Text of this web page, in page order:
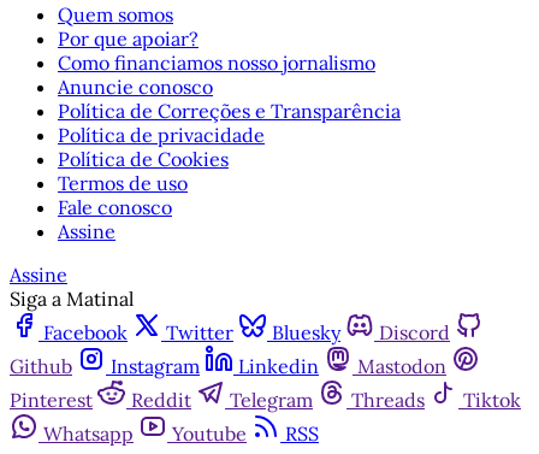
Quem somos
Por que apoiar?
Como financiamos nosso jornalismo
Anuncie conosco
Política de Correções e Transparência
Política de privacidade
Política de Cookies
Termos de uso
Fale conosco
Assine
Assine
Siga a Matinal
Facebook
Twitter Bluesky
Discord
Github
Instagram Linkedin
Mastodon
Pinterest
Reddit Telegram Threads
Tiktok
Whatsapp
Youtube
RSS